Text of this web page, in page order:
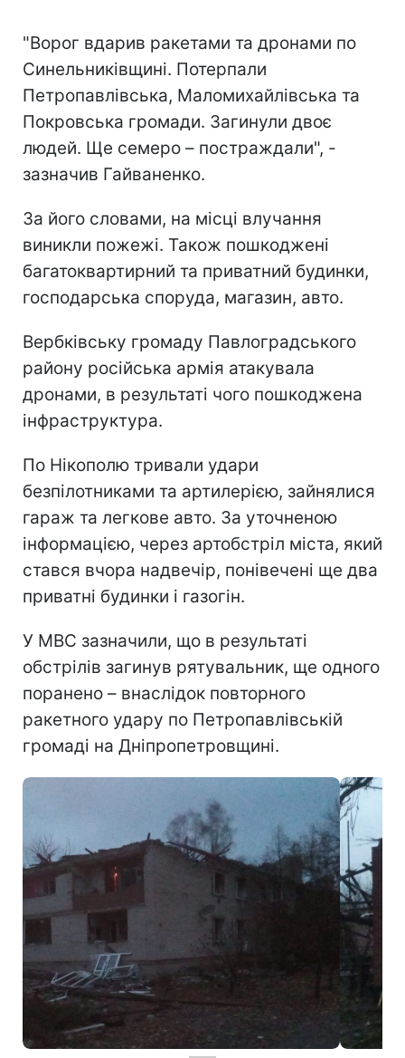
"Ворог вдарив ракетами та дронами по
Синельниківщині. Потерпали
Петропавлівська, Маломихайлівська та
Покровська громади. Загинули двоє
людей. Ще семеро – постраждали", -
зазначив Гайваненко.
За його словами, на місці влучання
виникли пожежі. Також пошкоджені
багатоквартирний та приватний будинки,
господарська споруда, магазин, авто.
Вербківську громаду Павлоградського
району російська армія атакувала
дронами, в результаті чого пошкоджена
інфраструктура.
По Нікополю тривали удари
безпілотниками та артилерією, зайнялися
гараж та легкове авто. За уточненою
інформацією, через артобстріл міста, який
стався вчора надвечір, понівечені ще два
приватні будинки і газогін.
У МВС зазначили, що в результаті
обстрілів загинув рятувальник, ще одного
поранено – внаслідок повторного
ракетного удару по Петропавлівській
громаді на Дніпропетровщині.